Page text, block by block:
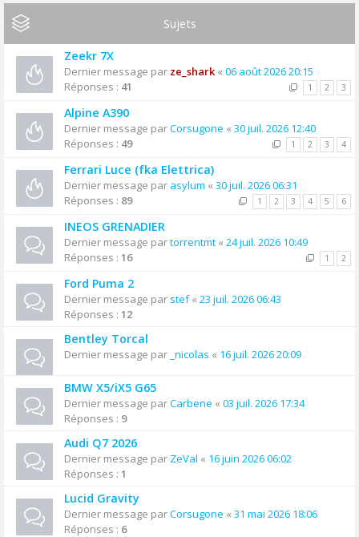
Sujets
Zeekr 7X
Dernier message par ze_shark« 06 août 2026 20:15
Réponses : 41 1 2 3
Alpine A390
Dernier message parCorsugone « 30 juil. 2026 12:40
Réponses : 49 1 2 3 4
Ferrari Luce (fka Elettrica)
Dernier message par asylum « 30 juil. 2026 06:31
Réponses : 89 1 2 3 4 5 6
INEOS GRENADIER
Dernier message partorrentmt « 24 juil. 2026 10:49
Réponses : 16 1 2
Ford Puma 2
Dernier message par stef« 23 juil. 2026 06:43
Réponses : 12
Bentley Torcal
Dernier message par _nicolas « 16 juil. 2026 20:09
BMW X5/iX5 G65
Dernier message parCarbene « 03 juil. 2026 17:34
Réponses : 9
Audi Q7 2026
Dernier message par ZeVal « 16 juin 2026 06:02
Réponses : 1
Lucid Gravity
Dernier message parCorsugone « 31 mai 2026 18:06
Réponses : 6